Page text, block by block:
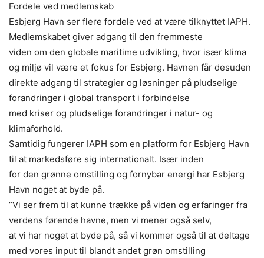
Fordele ved medlemskab
Esbjerg Havn ser flere fordele ved at være tilknyttet IAPH.
Medlemskabet giver adgang til den fremmeste
viden om den globale maritime udvikling, hvor især klima
og miljø vil være et fokus for Esbjerg. Havnen får desuden
direkte adgang til strategier og løsninger på pludselige
forandringer i global transport i forbindelse
med kriser og pludselige forandringer i natur- og
klimaforhold.
Samtidig fungerer IAPH som en platform for Esbjerg Havn
til at markedsføre sig internationalt. Især inden
for den grønne omstilling og fornybar energi har Esbjerg
Havn noget at byde på.
”Vi ser frem til at kunne trække på viden og erfaringer fra
verdens førende havne, men vi mener også selv,
at vi har noget at byde på, så vi kommer også til at deltage
med vores input til blandt andet grøn omstilling